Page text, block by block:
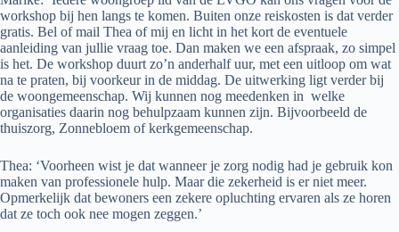
workshop bij hen langs te komen. Buiten onze reiskosten is dat verder
gratis. Bel of mail Thea of mij en licht in het kort de eventuele
aanleiding van jullie vraag toe. Dan maken we een afspraak, zo simpel
is het. De workshop duurt zo’n anderhalf uur, met een uitloop om wat
na te praten, bij voorkeur in de middag. De uitwerking ligt verder bij
de woongemeenschap. Wij kunnen nog meedenken in welke
organisaties daarin nog behulpzaam kunnen zijn. Bijvoorbeeld de
thuiszorg, Zonnebloem of kerkgemeenschap.
Thea: ‘Voorheen wist je dat wanneer je zorg nodig had je gebruik kon
maken van professionele hulp. Maar die zekerheid is er niet meer.
Opmerkelijk dat bewoners een zekere opluchting ervaren als ze horen
dat ze toch ook nee mogen zeggen.’